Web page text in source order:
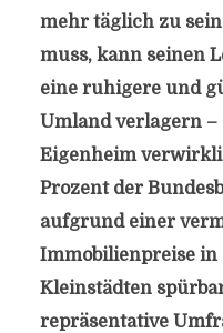
mehr täglich zu
muss, kann seinen
eine ruhigere und
Umland verlagern
Eigenheim
Prozent der
aufgrund einer
Immobilienpreise in
Kleinstädten
repräsentative